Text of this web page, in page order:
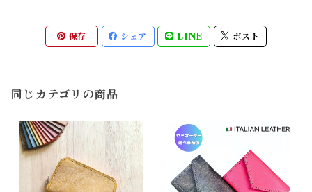
保存 シェア LINE ポスト
同じカテゴリの商品